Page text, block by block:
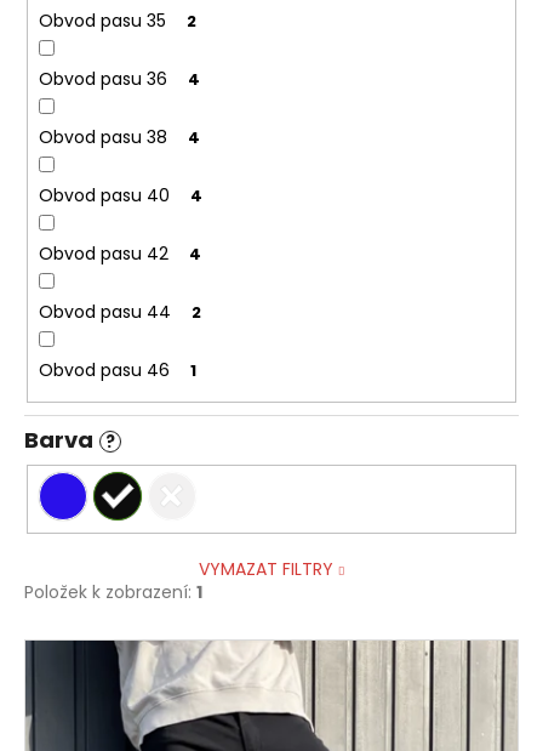
Obvod pasu 35 2
Obvod pasu 36 4
Obvod pasu 38 4
Obvod pasu 40 4
Obvod pasu 42 4
Obvod pasu 44 2
Obvod pasu 46 1
Barva ?
VYMAZAT FILTRY
Položek k zobrazení: 1
V
p